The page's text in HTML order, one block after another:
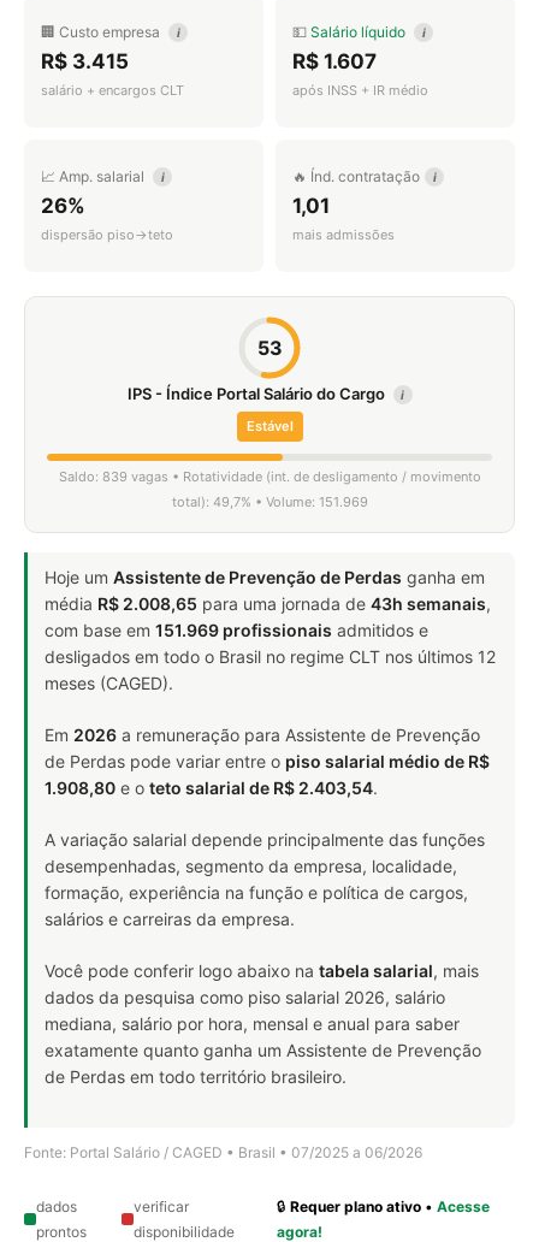
🏢 Custo empresa i
R$ 3.415
salário + encargos CLT
💵 Salário líquido i
R$ 1.607
após INSS + IR médio
📈 Amp. salarial i
26%
dispersão piso→teto
🔥 Índ. contratação i
1,01
mais admissões
53
IPS - Índice Portal Salário do Cargo i
Estável
Saldo: 839 vagas • Rotatividade (int. de desligamento / movimento
total): 49,7% • Volume: 151.969
Hoje um Assistente de Prevenção de Perdas ganha em
média R$ 2.008,65 para uma jornada de 43h semanais,
com base em 151.969 profissionais admitidos e
desligados em todo o Brasil no regime CLT nos últimos 12
meses (CAGED).
Em 2026 a remuneração para Assistente de Prevenção
de Perdas pode variar entre o piso salarial médio de R$
1.908,80 e o teto salarial de R$ 2.403,54.
A variação salarial depende principalmente das funções
desempenhadas, segmento da empresa, localidade,
formação, experiência na função e política de cargos,
salários e carreiras da empresa.
Você pode conferir logo abaixo na tabela salarial, mais
dados da pesquisa como piso salarial 2026, salário
mediana, salário por hora, mensal e anual para saber
exatamente quanto ganha um Assistente de Prevenção
de Perdas em todo território brasileiro.
Fonte: Portal Salário / CAGED • Brasil • 07/2025 a 06/2026
dados
prontos
verificar
disponibilidade
🔒Requer plano ativo •Acesse
agora!